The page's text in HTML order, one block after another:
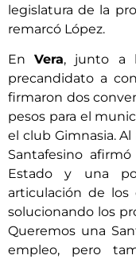
legislatura de la
remarcó López.
EnVera, junto a
precandidato a
firmaron dos
pesos para el
el club Gimnasia.
Santafesino
Estado y una
articulación de los
solucionando los
Queremos una
empleo, pero